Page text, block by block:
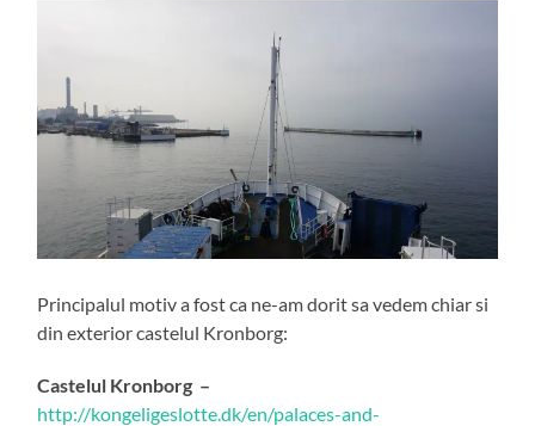
Principalul motiv a fost ca ne-am dorit sa vedem chiar si
din exterior castelul Kronborg:
Castelul Kronborg –
http://kongeligeslotte.dk/en/palaces-and-